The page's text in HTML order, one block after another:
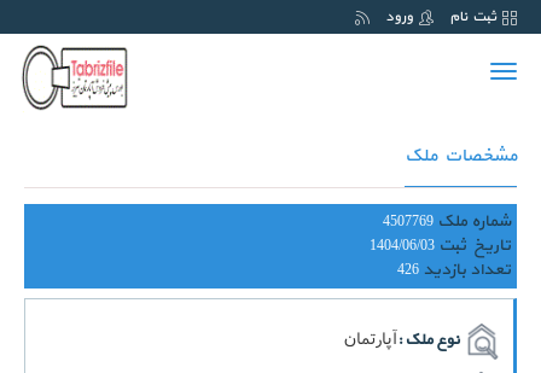
ثبت نام ورود
Toggle
مشخصات ملک
شماره ملک 4507769
تاریخ ثبت 1404/06/03
تعداد بازدید 426
نوع ملک :آپارتمان